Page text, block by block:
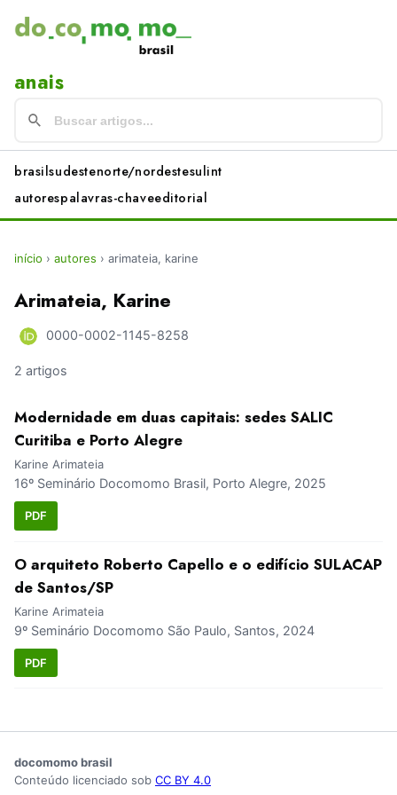
anais
brasilsudestenorte/nordestesulint
autorespalavras-chaveeditorial
início › autores › arimateia, karine
Arimateia, Karine
0000-0002-1145-8258
2 artigos
Modernidade em duas capitais: sedes SALIC
Curitiba e Porto Alegre
Karine Arimateia
16º Seminário Docomomo Brasil, Porto Alegre, 2025
PDF
O arquiteto Roberto Capello e o edifício SULACAP
de Santos/SP
Karine Arimateia
9º Seminário Docomomo São Paulo, Santos, 2024
PDF
docomomo brasil
Conteúdo licenciado sob CC BY 4.0